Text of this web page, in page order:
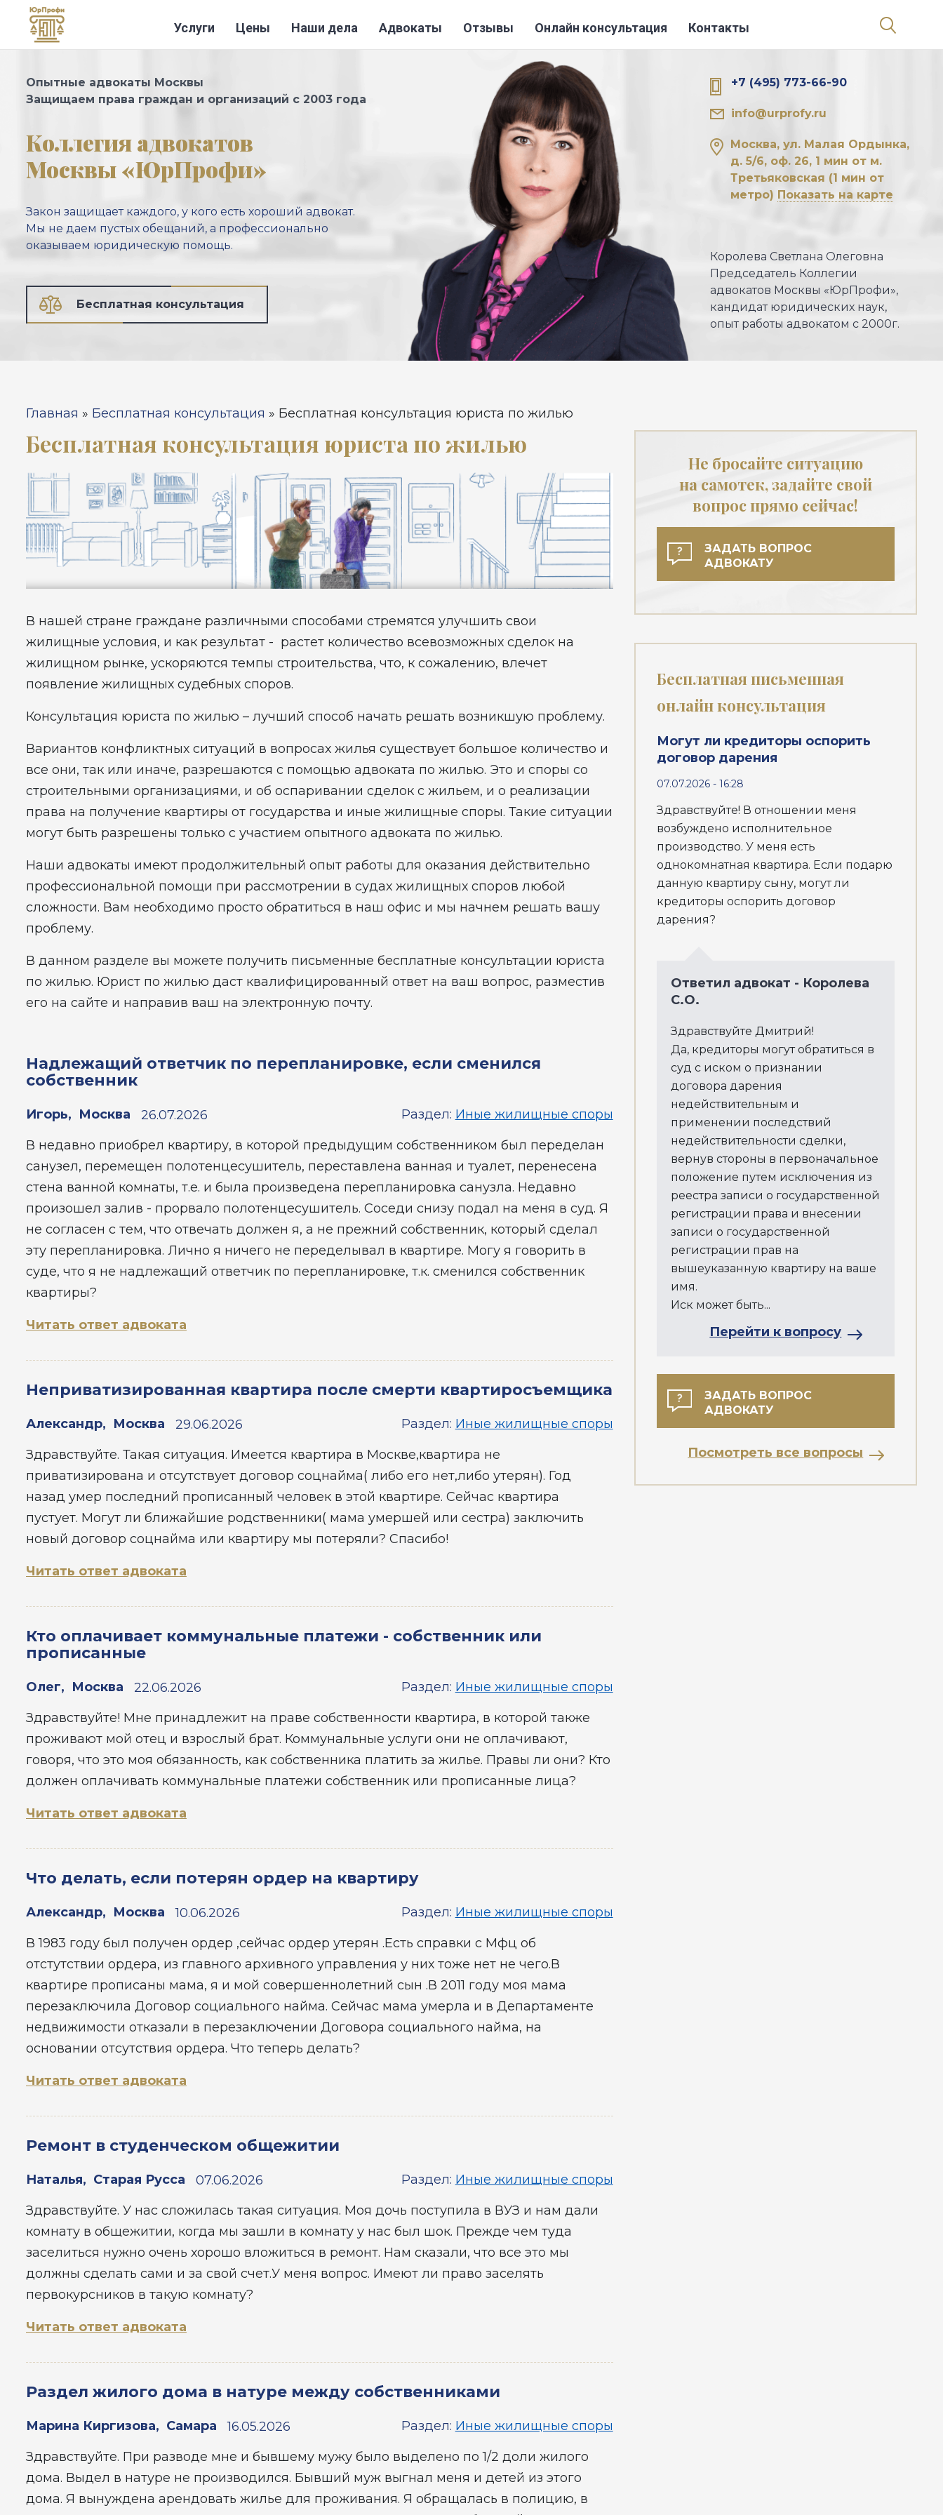
Услуги Цены Наши дела Адвокаты Отзывы Онлайн консультация Контакты
Опытные адвокаты Москвы
Защищаем права граждан и организаций с 2003 года
Коллегия адвокатов
Москвы «ЮрПрофи»
Закон защищает каждого, у кого есть хороший адвокат.
Мы не даем пустых обещаний, а профессионально
оказываем юридическую помощь.
Бесплатная консультация
+7 (495) 773-66-90
info@urprofy.ru
Москва, ул. Малая Ордынка,
д. 5/6, оф. 26, 1 мин от м.
Третьяковская (1 мин от
метро) Показать на карте
Королева Светлана Олеговна
Председатель Коллегии
адвокатов Москвы «ЮрПрофи»,
кандидат юридических наук,
опыт работы адвокатом с 2000г.
Вы здесь
Главная » Бесплатная консультация » Бесплатная консультация юриста по жилью
Бесплатная консультация юриста по жилью
В нашей стране граждане различными способами стремятся улучшить свои
жилищные условия, и как результат - растет количество всевозможных сделок на
жилищном рынке, ускоряются темпы строительства, что, к сожалению, влечет
появление жилищных судебных споров.
Консультация юриста по жилью – лучший способ начать решать возникшую проблему.
Вариантов конфликтных ситуаций в вопросах жилья существует большое количество и
все они, так или иначе, разрешаются с помощью адвоката по жилью. Это и споры со
строительными организациями, и об оспаривании сделок с жильем, и о реализации
права на получение квартиры от государства и иные жилищные споры. Такие ситуации
могут быть разрешены только с участием опытного адвоката по жилью.
Наши адвокаты имеют продолжительный опыт работы для оказания действительно
профессиональной помощи при рассмотрении в судах жилищных споров любой
сложности. Вам необходимо просто обратиться в наш офис и мы начнем решать вашу
проблему.
В данном разделе вы можете получить письменные бесплатные консультации юриста
по жилью. Юрист по жилью даст квалифицированный ответ на ваш вопрос, разместив
его на сайте и направив ваш на электронную почту.
Надлежащий ответчик по перепланировке, если сменился
собственник
Игорь, Москва 26.07.2026 Раздел: Иные жилищные споры
В недавно приобрел квартиру, в которой предыдущим собственником был переделан
санузел, перемещен полотенцесушитель, переставлена ванная и туалет, перенесена
стена ванной комнаты, т.е. и была произведена перепланировка санузла. Недавно
произошел залив - прорвало полотенцесушитель. Соседи снизу подал на меня в суд. Я
не согласен с тем, что отвечать должен я, а не прежний собственник, который сделал
эту перепланировка. Лично я ничего не переделывал в квартире. Могу я говорить в
суде, что я не надлежащий ответчик по перепланировке, т.к. сменился собственник
квартиры?
Читать ответ адвоката
Неприватизированная квартира после смерти квартиросъемщика
Александр, Москва 29.06.2026 Раздел: Иные жилищные споры
Здравствуйте. Такая ситуация. Имеется квартира в Москве,квартира не
приватизирована и отсутствует договор соцнайма( либо его нет,либо утерян). Год
назад умер последний прописанный человек в этой квартире. Сейчас квартира
пустует. Могут ли ближайшие родственники( мама умершей или сестра) заключить
новый договор соцнайма или квартиру мы потеряли? Спасибо!
Читать ответ адвоката
Кто оплачивает коммунальные платежи - собственник или
прописанные
Олег, Москва 22.06.2026 Раздел: Иные жилищные споры
Здравствуйте! Мне принадлежит на праве собственности квартира, в которой также
проживают мой отец и взрослый брат. Коммунальные услуги они не оплачивают,
говоря, что это моя обязанность, как собственника платить за жилье. Правы ли они? Кто
должен оплачивать коммунальные платежи собственник или прописанные лица?
Читать ответ адвоката
Что делать, если потерян ордер на квартиру
Александр, Москва 10.06.2026 Раздел: Иные жилищные споры
В 1983 году был получен ордер ,сейчас ордер утерян .Есть справки с Мфц об
отстутствии ордера, из главного архивного управления у них тоже нет не чего.В
квартире прописаны мама, я и мой совершеннолетний сын .В 2011 году моя мама
перезаключила Договор социального найма. Сейчас мама умерла и в Департаменте
недвижимости отказали в перезаключении Договора социального найма, на
основании отсутствия ордера. Что теперь делать?
Читать ответ адвоката
Ремонт в студенческом общежитии
Наталья, Старая Русса 07.06.2026 Раздел: Иные жилищные споры
Здравствуйте. У нас сложилась такая ситуация. Моя дочь поступила в ВУЗ и нам дали
комнату в общежитии, когда мы зашли в комнату у нас был шок. Прежде чем туда
заселиться нужно очень хорошо вложиться в ремонт. Нам сказали, что все это мы
должны сделать сами и за свой счет.У меня вопрос. Имеют ли право заселять
первокурсников в такую комнату?
Читать ответ адвоката
Раздел жилого дома в натуре между собственниками
Марина Киргизова, Самара 16.05.2026 Раздел: Иные жилищные споры
Здравствуйте. При разводе мне и бывшему мужу было выделено по 1/2 доли жилого
дома. Выдел в натуре не производился. Бывший муж выгнал меня и детей из этого
дома. Я вынуждена арендовать жилье для проживания. Я обращалась в полицию, в
Не бросайте ситуацию
на самотек, задайте свой
вопрос прямо сейчас!
ЗАДАТЬ ВОПРОС
АДВОКАТУ
Бесплатная письменная
онлайн консультация
Могут ли кредиторы оспорить
договор дарения
07.07.2026 - 16:28
Здравствуйте! В отношении меня
возбуждено исполнительное
производство. У меня есть
однокомнатная квартира. Если подарю
данную квартиру сыну, могут ли
кредиторы оспорить договор
дарения?
Ответил адвокат - Королева
С.О.
Здравствуйте Дмитрий!
Да, кредиторы могут обратиться в
суд с иском о признании
договора дарения
недействительным и
применении последствий
недействительности сделки,
вернув стороны в первоначальное
положение путем исключения из
реестра записи о государственной
регистрации права и внесении
записи о государственной
регистрации прав на
вышеуказанную квартиру на ваше
имя.
Иск может быть...
Перейти к вопросу
ЗАДАТЬ ВОПРОС
АДВОКАТУ
Посмотреть все вопросы